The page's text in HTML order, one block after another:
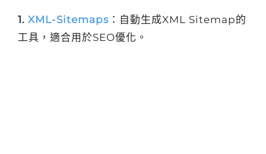
1. XML-Sitemaps：自動生成XML Sitemap的
工具，適合用於SEO優化。